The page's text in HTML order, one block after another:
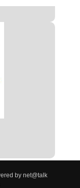
by net@talk